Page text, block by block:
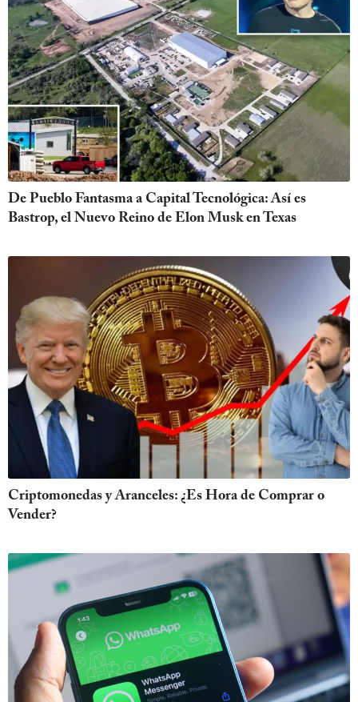
De Pueblo Fantasma a Capital Tecnológica: Así es
Bastrop, el Nuevo Reino de Elon Musk en Texas
Criptomonedas y Aranceles: ¿Es Hora de Comprar o
Vender?